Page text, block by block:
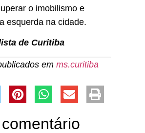
o imobilismo e
esquerda na cidade.
de Curitiba
em ms.curitiba